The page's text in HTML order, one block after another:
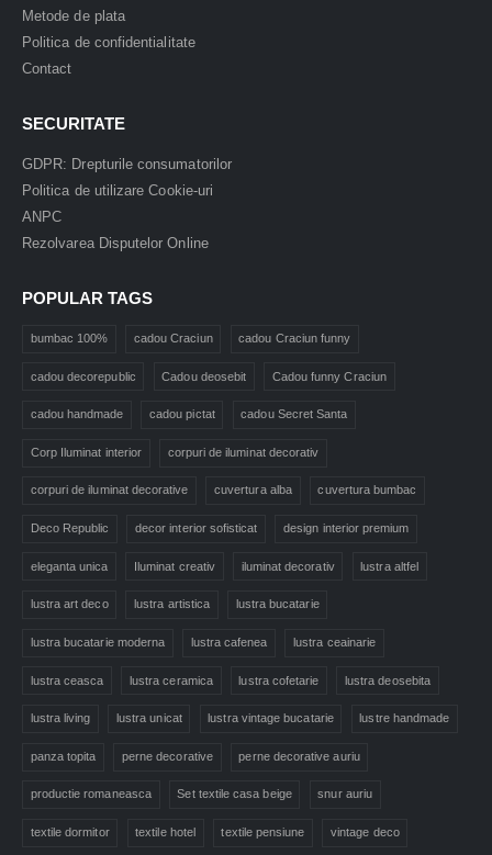
Metode de plata
Politica de confidentialitate
Contact
SECURITATE
GDPR: Drepturile consumatorilor
Politica de utilizare Cookie-uri
ANPC
Rezolvarea Disputelor Online
POPULAR TAGS
bumbac 100% cadou Craciun cadou Craciun funny
cadou decorepublic Cadou deosebit Cadou funny Craciun
cadou handmade cadou pictat cadou Secret Santa
Corp Iluminat interior corpuri de iluminat decorativ
corpuri de iluminat decorative cuvertura alba cuvertura bumbac
Deco Republic decor interior sofisticat design interior premium
eleganta unica Iluminat creativ iluminat decorativ lustra altfel
lustra art deco lustra artistica lustra bucatarie
lustra bucatarie moderna lustra cafenea lustra ceainarie
lustra ceasca lustra ceramica lustra cofetarie lustra deosebita
lustra living lustra unicat lustra vintage bucatarie lustre handmade
panza topita perne decorative perne decorative auriu
productie romaneasca Set textile casa beige snur auriu
textile dormitor textile hotel textile pensiune vintage deco